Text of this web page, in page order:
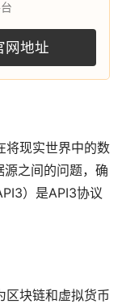
网地址
将现实世界中的数
源之间的问题，确
）是API3协议
块链和虚拟货币